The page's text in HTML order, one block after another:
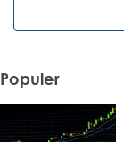
Populer